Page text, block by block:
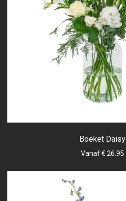
Boeket Daisy
Vanaf € 26.95